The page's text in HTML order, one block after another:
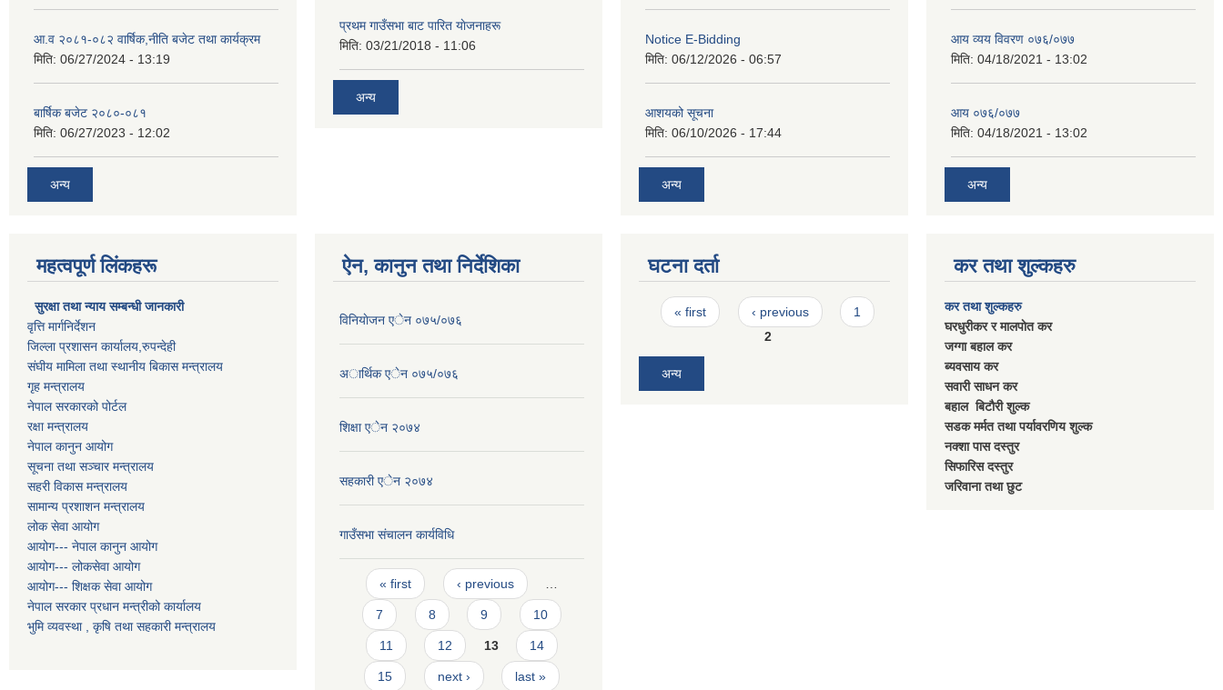
आ.व २०८१-०८२ वार्षिक,नीति बजेट तथा कार्यक्रम
मिति: 06/27/2024 - 13:19
बार्षिक बजेट २०८०-०८१
मिति: 06/27/2023 - 12:02
अन्य
प्रथम गाउँसभा बाट पारित याेजनाहरू
मिति: 03/21/2018 - 11:06
अन्य
Notice E-Bidding
मिति: 06/12/2026 - 06:57
आशयको सूचना
मिति: 06/10/2026 - 17:44
अन्य
आय व्यय विवरण ०७६/०७७
मिति: 04/18/2021 - 13:02
आय ०७६/०७७
मिति: 04/18/2021 - 13:02
अन्य
महत्वपूर्ण लिंकहरू
सुरक्षा तथा न्याय सम्बन्धी जानकारी
वृत्ति मार्गनिर्देशन
जिल्ला प्रशासन कार्यालय,रुपन्देही
संघीय मामिला तथा स्थानीय बिकास मन्त्रालय
गृह मन्त्रालय
नेपाल सरकारको पोर्टल
रक्षा मन्त्रालय
नेपाल कानुन आयोग
सूचना तथा सञ्चार मन्त्रालय
सहरी विकास मन्त्रालय
सामान्य प्रशाशन मन्त्रालय
लोक सेवा आयोग
आयोग--- नेपाल कानुन आयोग
आयोग--- लोकसेवा आयोग
आयोग--- शिक्षक सेवा आयोग
नेपाल सरकार प्रधान मन्त्रीको कार्यालय
भुमि व्यवस्था , कृषि तथा सहकारी मन्त्रालय
ऐन, कानुन तथा निर्देशिका
विनियाेजन एेन ०७५/०७६
अार्थिक एेन ०७५/०७६
शिक्षा एेन २०७४
सहकारी एेन २०७४
गाउँसभा संचालन कार्यविधि
Pages
« first ‹ previous
7 8 9 10
11 12 13 14
15 next › last »
घटना दर्ता
Pages
« first ‹ previous
1
2
अन्य
कर तथा शुल्कहरु
कर तथा शुल्कहरु
घरधुरीकर र मालपाेत कर
जग्गा बहाल कर
ब्यवसाय कर
सवारी साधन कर
बहाल बिटाैरी शुल्क
सडक मर्मत तथा पर्यावरणिय शुल्क
नक्शा पास दस्तुर
सिफारिस दस्तुर
जरिवाना तथा छुट